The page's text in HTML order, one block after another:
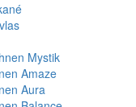
Mystik
Amaze
Aura